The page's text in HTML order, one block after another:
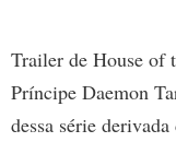
Trailer de House of
Príncipe Daemon
dessa série